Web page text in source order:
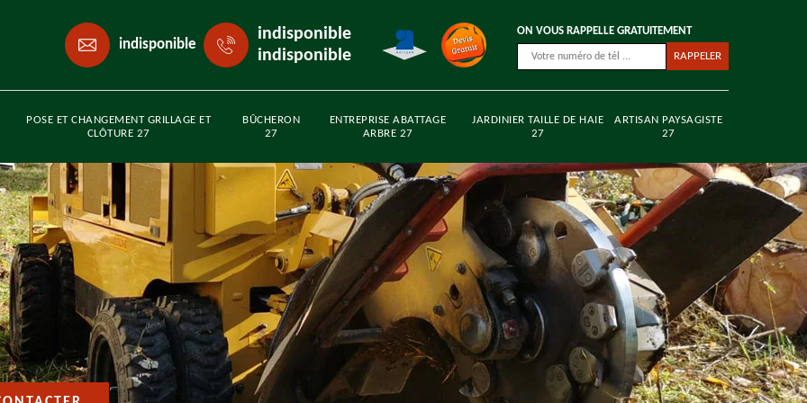
indisponible
indisponible
indisponible
ON VOUS RAPPELLE GRATUITEMENT
POSE ET CHANGEMENT GRILLAGE ET
CLÔTURE 27
BÛCHERON
27
ENTREPRISE ABATTAGE
ARBRE 27
JARDINIER TAILLE DE HAIE
27
ARTISAN PAYSAGISTE
27